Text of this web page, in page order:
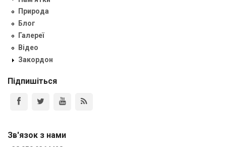
Природа
Блог
Галереї
Відео
Закордон
Підпишіться
Зв'язок з нами